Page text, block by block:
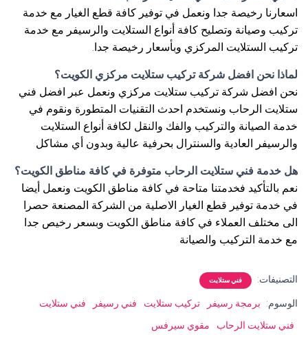
اسعارنا رخيصة جدا ونعمل في توفير كافة قطع الغيار مع خدمة
تركيب وصيانة وتصليح كافة أنواع الستلايت والرسيفر مع خدمة
تركيب الستلايت المركزي وبأسعار رخيصة جدا.
لماذا نحن افضل شركة تركيب ستلايت مركزي الكويت؟
نحن افضل شركة تركيب ستلايت مركزي ونعمل عبر افضل فني
ستلايت الرحاب ونستخدم احدث التقنيات المتطورة ونقوم في
خدمة الصيانة والتركيب والفك والنقل لكافة أنواع الستلايت
والرسيفر العادية والسنترال بحرفية عالية وبدون أي مشاكل
هل خدمة فني ستلايت الرحاب متوفرة في كافة مناطق الكويت؟
نعم بالتأكيد فخدمتنا متاحة في كافة مناطق الكويت ونعمل أيضا
في خدمة توفير قطع الغيار الاصلية من الشركة المصنعة حصرا
الى مختلف العملاء في كافة مناطق الكويت وبسعر رخيص جدا
مع خدمة التركيب والصيانة
التصنيفات: فني ستلايت
الوسوم: برمجة رسيفر تركيب ستلايت فني رسيفر
فني ستلايت
فني ستلايت الرحاب
مقوي سيرفس